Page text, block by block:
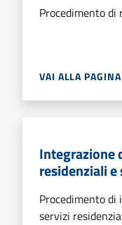
Procedimento di
VAI ALLA PAGINA
Integrazione
residenziali
Procedimento
servizi